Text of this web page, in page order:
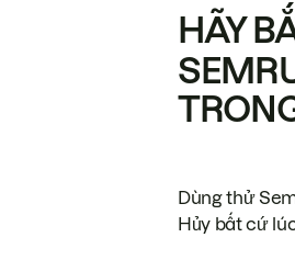
HÃY
Dùng thử
Hủy bất cứ